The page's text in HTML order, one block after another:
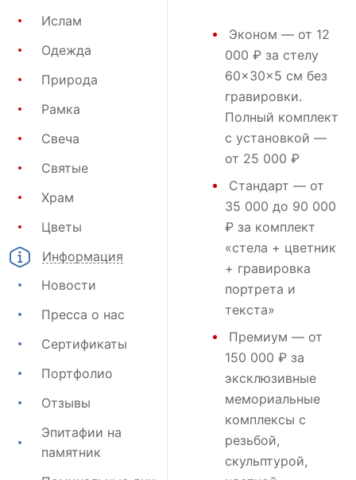
Ислам
Одежда
Природа
Рамка
Свеча
Святые
Храм
Цветы
Информация
Новости
Пресса о нас
Сертификаты
Портфолио
Отзывы
Эпитафии на
памятник
Эконом — от 12
000 ₽ за стелу
60×30×5 см без
гравировки.
Полный комплект
с установкой —
от 25 000 ₽
Стандарт — от
35 000 до 90 000
₽ за комплект
«стела + цветник
+ гравировка
портрета и
текста»
Премиум — от
150 000 ₽ за
эксклюзивные
мемориальные
комплексы с
резьбой,
скульптурой,